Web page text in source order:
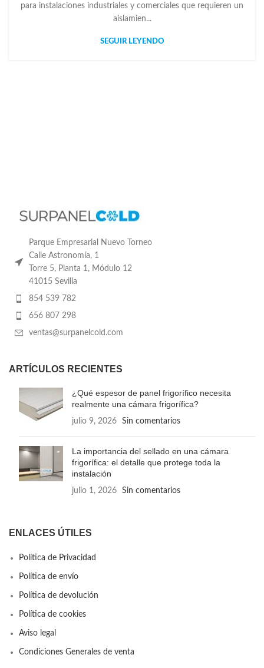
para instalaciones industriales y comerciales que requieren un
aislamien...
SEGUIR LEYENDO
Parque Empresarial Nuevo Torneo
Calle Astronomía, 1
Torre 5, Planta 1, Módulo 12
41015 Sevilla
854 539 782
656 807 298
ventas@surpanelcold.com
ARTÍCULOS RECIENTES
¿Qué espesor de panel frigorífico necesita
realmente una cámara frigorífica?
julio 9, 2026 Sin comentarios
La importancia del sellado en una cámara
frigorífica: el detalle que protege toda la
instalación
julio 1, 2026 Sin comentarios
ENLACES ÚTILES
Política de Privacidad
Política de envío
Política de devolución
Política de cookies
Aviso legal
Condiciones Generales de venta